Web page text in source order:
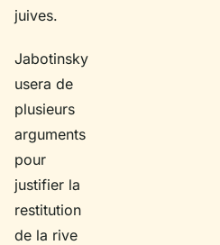
juives.
Jabotinsky
usera de
plusieurs
arguments
pour
justifier la
restitution
de la rive